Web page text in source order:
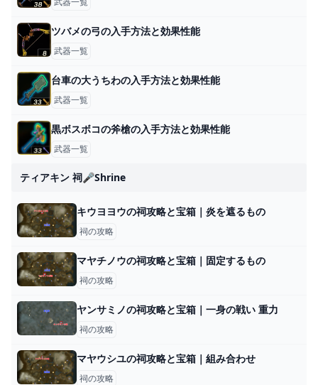
ツバメの弓の入手方法と効果性能
武器一覧
台車の大うちわの入手方法と効果性能
武器一覧
黒ボスボコの斧槍の入手方法と効果性能
武器一覧
ティアキン 祠🎤shrine
キウヨヨウの祠攻略と宝箱｜炎を遮るもの
祠の攻略
マヤチノウの祠攻略と宝箱｜固定するもの
祠の攻略
ヤンサミノの祠攻略と宝箱｜一身の戦い 重力
祠の攻略
マヤウシユの祠攻略と宝箱｜組み合わせ
祠の攻略